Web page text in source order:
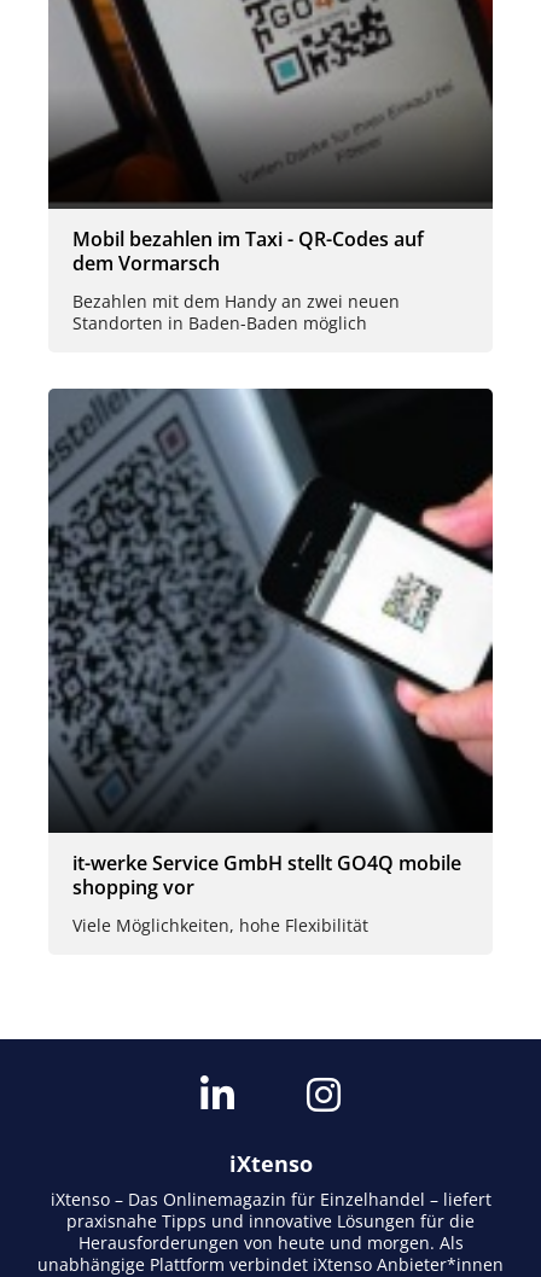
Mobil bezahlen im Taxi - QR-Codes auf
dem Vormarsch
Bezahlen mit dem Handy an zwei neuen
Standorten in Baden-Baden möglich
it-werke Service GmbH stellt GO4Q mobile
shopping vor
Viele Möglichkeiten, hohe Flexibilität
iXtenso
iXtenso – Das Onlinemagazin für Einzelhandel – liefert
praxisnahe Tipps und innovative Lösungen für die
Herausforderungen von heute und morgen. Als
unabhängige Plattform verbindet iXtenso Anbieter*innen